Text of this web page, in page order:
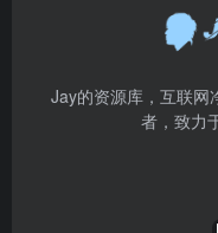
Jay的资源库，互联网
者，致力